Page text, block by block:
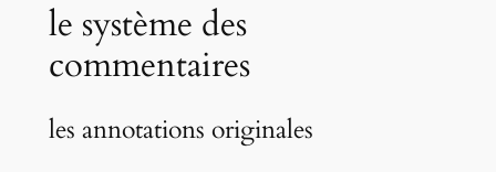
le système des
commentaires
les annotations originales